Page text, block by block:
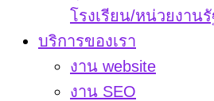
โรงเรียน/หน่วยงานรั
บริการของเรา
งาน website
งาน SEO